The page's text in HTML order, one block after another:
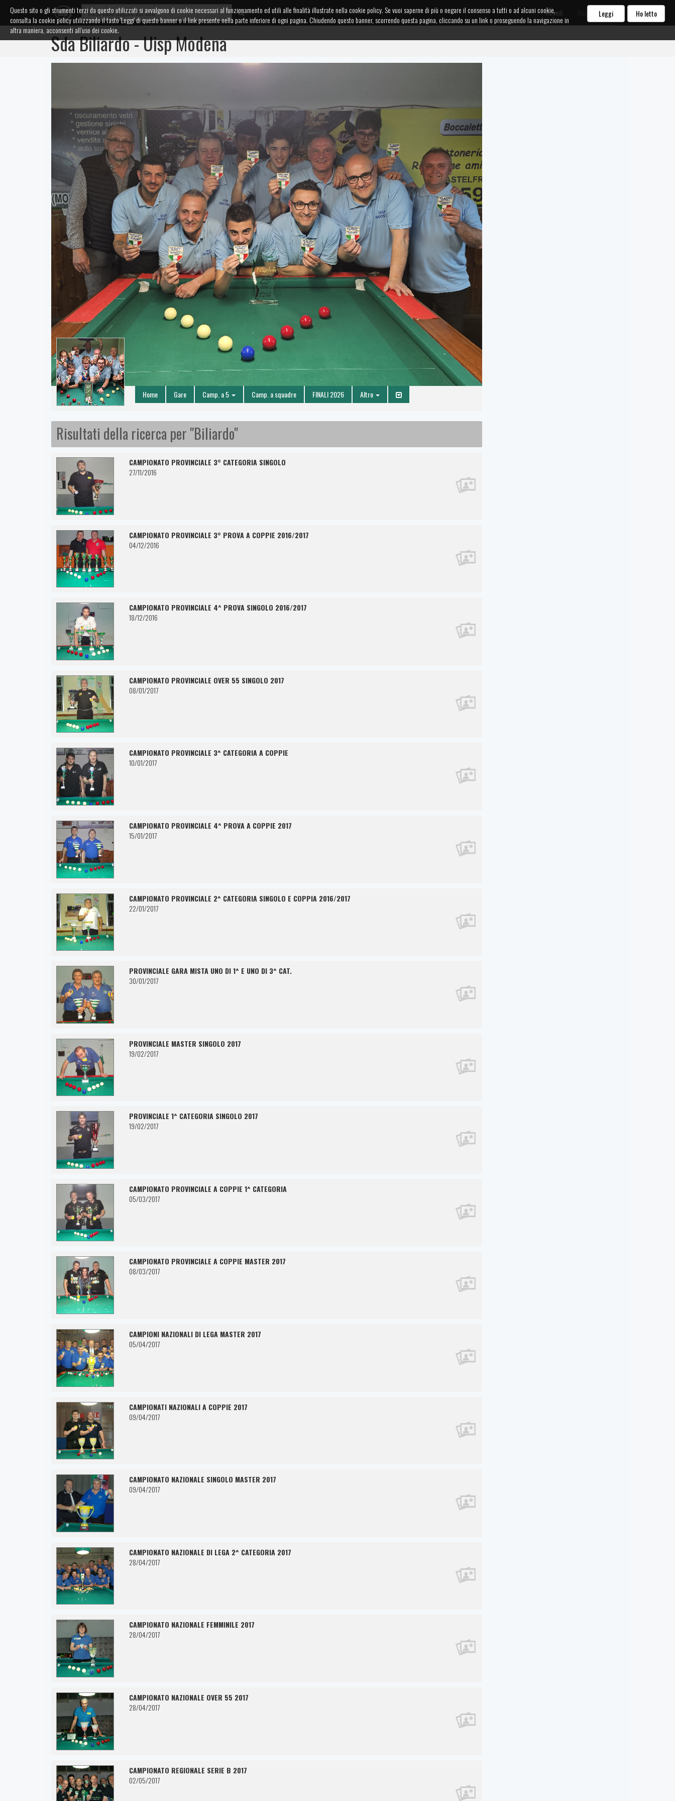
Accedi Registrati
Sda Biliardo - Uisp Modena
Home Gare Camp. a 5 Camp. a squadre FINALI 2026 Altro
Risultati della ricerca per "Biliardo"
CAMPIONATO PROVINCIALE 3° CATEGORIA SINGOLO
27/11/2016
CAMPIONATO PROVINCIALE 3° PROVA A COPPIE 2016/2017
04/12/2016
CAMPIONATO PROVINCIALE 4^ PROVA SINGOLO 2016/2017
18/12/2016
CAMPIONATO PROVINCIALE OVER 55 SINGOLO 2017
08/01/2017
CAMPIONATO PROVINCIALE 3^ CATEGORIA A COPPIE
10/01/2017
CAMPIONATO PROVINCIALE 4^ PROVA A COPPIE 2017
15/01/2017
CAMPIONATO PROVINCIALE 2^ CATEGORIA SINGOLO E COPPIA 2016/2017
22/01/2017
PROVINCIALE GARA MISTA UNO DI 1^ E UNO DI 3^ CAT.
30/01/2017
PROVINCIALE MASTER SINGOLO 2017
19/02/2017
PROVINCIALE 1^ CATEGORIA SINGOLO 2017
19/02/2017
CAMPIONATO PROVINCIALE A COPPIE 1^ CATEGORIA
05/03/2017
CAMPIONATO PROVINCIALE A COPPIE MASTER 2017
08/03/2017
CAMPIONI NAZIONALI DI LEGA MASTER 2017
05/04/2017
CAMPIONATI NAZIONALI A COPPIE 2017
09/04/2017
CAMPIONATO NAZIONALE SINGOLO MASTER 2017
09/04/2017
CAMPIONATO NAZIONALE DI LEGA 2^ CATEGORIA 2017
28/04/2017
CAMPIONATO NAZIONALE FEMMINILE 2017
28/04/2017
CAMPIONATO NAZIONALE OVER 55 2017
28/04/2017
CAMPIONATO REGIONALE SERIE B 2017
02/05/2017
Questo sito o gli strumenti terzi da questo utilizzati si avvalgono di cookie necessari al funzionamento ed utili alle finalità illustrate nella cookie policy. Se vuoi saperne di più o negare il consenso a tutti o ad alcuni cookie,
consulta la cookie policy utilizzando il tasto 'Leggi' di questo banner o il link presente nella parte inferiore di ogni pagina. Chiudendo questo banner, scorrendo questa pagina, cliccando su un link o proseguendo la navigazione in
altra maniera, acconsenti all’uso dei cookie.
Leggi Ho letto